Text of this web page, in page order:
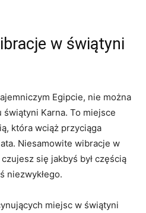
w świątyni
Egipcie, nie można‍
Karna. To ⁢miejsce
która wciąż‍ przyciąga
⁣Niesamowite ‍wibracje w
się jakbyś był częścią
niezwykłego.
miejsc w świątyni